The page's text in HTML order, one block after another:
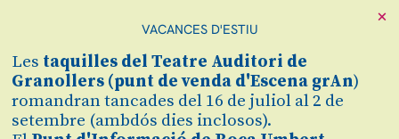
de Wajdi Mouawad (autor d'Incendis) i Benoît Vermeulen,
dirigida per Oriol Broggi. Es tracta de l'últim muntatge de
La Perla 29 que s’estrena el 6 de juliol en el marc del Grec
2020 Festival de Barcelona.
Les mesures de seguretat i higiene estaran garantides durant la
funció i serà obligatori portar la mascareta.
VACANCES D'ESTIU
Les taquilles del Teatre Auditori de
Granollers (punt de venda d'Escena grAn)
romandran tancades del 16 de juliol al 2 de
setembre (ambdós dies inclosos).
×